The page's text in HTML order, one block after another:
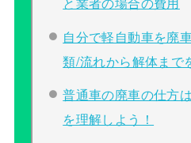
自分で軽自動車を廃
類/流れから解体まで
普通車の廃車の仕方
を理解しよう！